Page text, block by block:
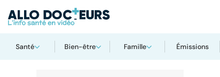
Santé Bien-être Famille Émissions